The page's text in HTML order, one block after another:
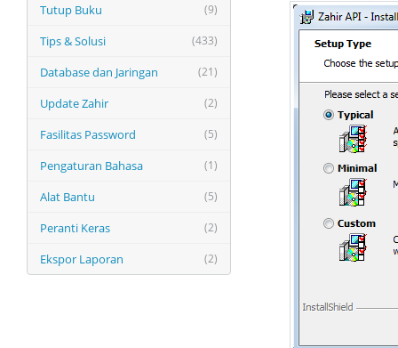
(9)
Tutup Buku
(433)
Tips & Solusi
(21)
Database dan Jaringan
(2)
Update Zahir
(5)
Fasilitas Password
(1)
Pengaturan Bahasa
(5)
Alat Bantu
(2)
Peranti Keras
(2)
Ekspor Laporan